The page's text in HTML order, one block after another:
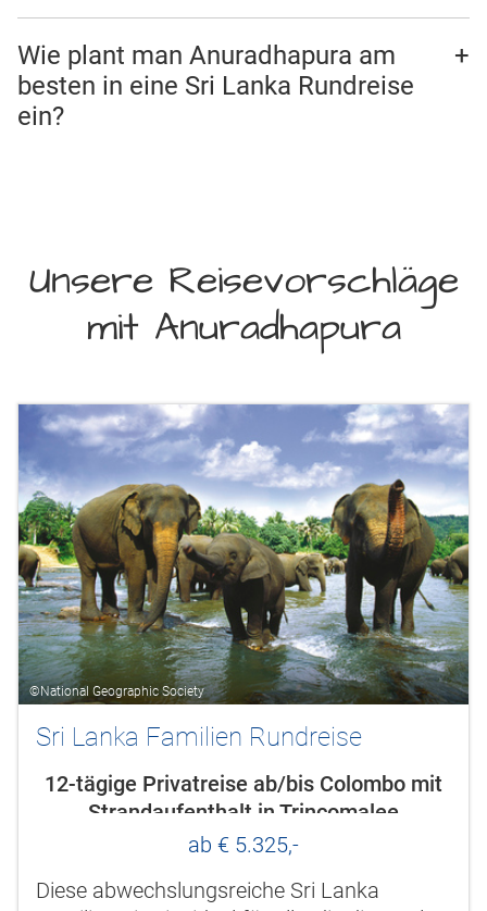
Wie plant man Anuradhapura am
besten in eine Sri Lanka Rundreise
ein?
Unsere Reisevorschläge
mit Anuradhapura
©National Geographic Society
Sri Lanka Familien Rundreise
12-tägige Privatreise ab/bis Colombo mit
Strandaufenthalt in Trincomalee
ab € 5.325,-
Diese abwechslungsreiche Sri Lanka